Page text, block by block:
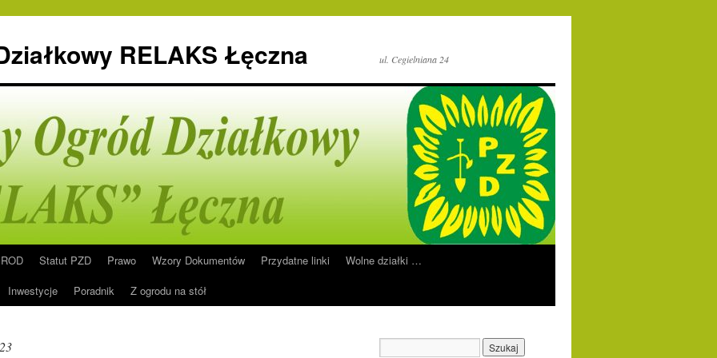
RELAKS Łęczna ul. Cegielniana 24
Statut PZD Prawo Wzory Dokumentów Przydatne linki
Wolne działki …
Inwestycje Poradnik Z ogrodu na stół